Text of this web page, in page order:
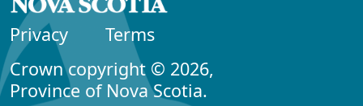
Privacy
Terms
Crown copyright © 2026,
Province of Nova Scotia.